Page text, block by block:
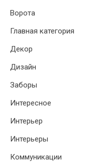
Ворота
Главная категория
Декор
Дизайн
Заборы
Интересное
Интерьер
Интерьеры
Коммуникации